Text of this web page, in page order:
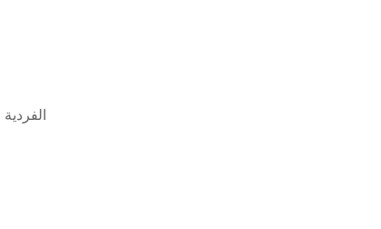
حزمة تسطيح حقيبة opp الفردية